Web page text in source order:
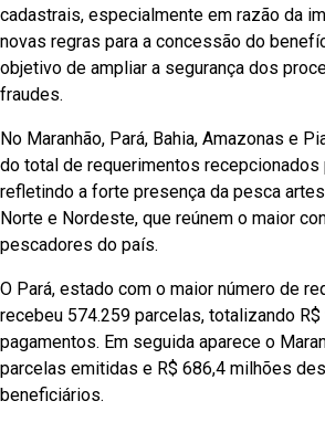
cadastrais, especialmente em razão da
novas regras para a concessão do
objetivo de ampliar a segurança dos
fraudes.
No Maranhão, Pará, Bahia, Amazonas e
do total de requerimentos
refletindo a forte presença da pesca
Norte e Nordeste, que reúnem o maior
pescadores do país.
O Pará, estado com o maior número de
recebeu 574.259 parcelas, totalizando
pagamentos. Em seguida aparece o
parcelas emitidas e R$ 686,4 milhões
beneficiários.